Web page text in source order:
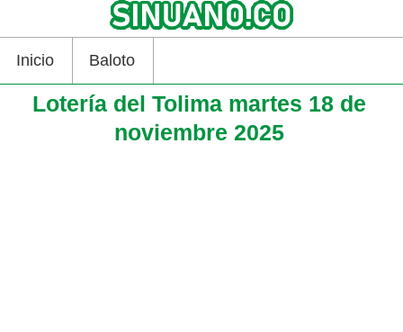
Inicio Baloto
Lotería del Tolima martes 18 de
noviembre 2025